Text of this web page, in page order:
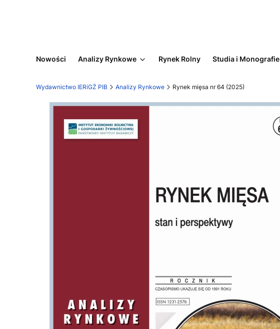
Nowości Analizy Rynkowe Rynek Rolny Studia i Monografie
Wydawnictwo IERiGŻ PIB Analizy Rynkowe Rynek mięsa nr 64 (2025)